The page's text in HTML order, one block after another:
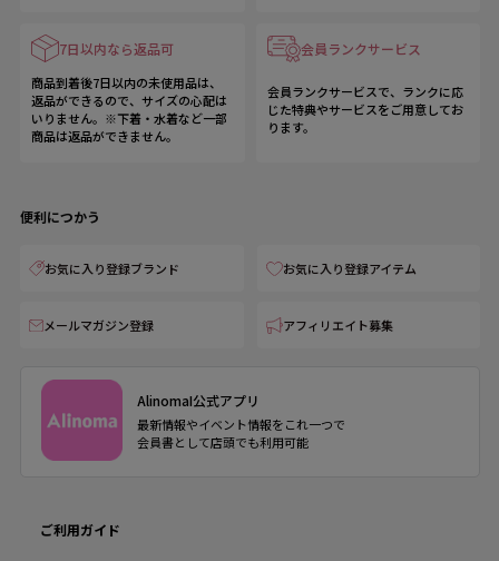
7日以内なら返品可
商品到着後7日以内の未使用品は、
返品ができるので、サイズの心配は
いりません。※下着・水着など一部
商品は返品ができません。
会員ランクサービス
会員ランクサービスで、ランクに応
じた特典やサービスをご用意してお
ります。
便利につかう
お気に入り登録ブランド お気に入り登録アイテム
メールマガジン登録 アフィリエイト募集
AlinomaI公式アプリ
最新情報やイベント情報をこれ一つで
会員書として店頭でも利用可能
ご利用ガイド